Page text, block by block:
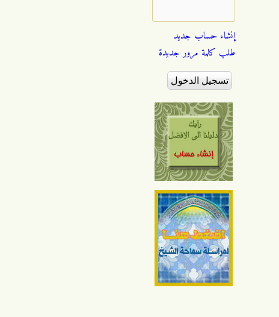
إنشاء حساب جديد
طلب كلمة مرور جديدة